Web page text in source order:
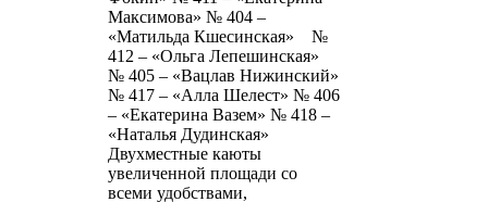
Максимова» № 404 –
«Матильда Кшесинская» №
412 – «Ольга Лепешинская»
№ 405 – «Вацлав Нижинский»
№ 417 – «Алла Шелест» № 406
– «Екатерина Вазем» № 418 –
«Наталья Дудинская»
Двухместные каюты
увеличенной площади со
всеми удобствами,